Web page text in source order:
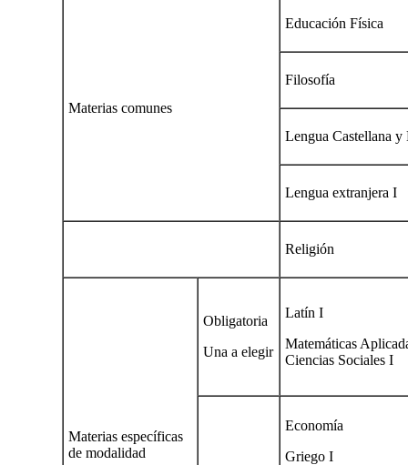
Materias comunes
Educación Física
Filosofía
Lengua Castellana y
Lengua extranjera I
Religión
Materias específicas
de modalidad
Obligatoria
Una a elegir
Latín I
Matemáticas
Ciencias Sociales I
Economía
Griego I